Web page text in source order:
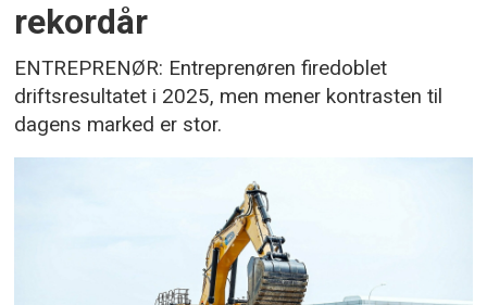
rekordår
ENTREPRENØR: Entreprenøren firedoblet
driftsresultatet i 2025, men mener kontrasten til
dagens marked er stor.